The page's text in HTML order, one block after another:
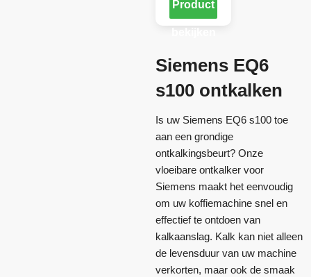
Product
Siemens EQ6
s100 ontkalken
Is uw Siemens EQ6 s100 toe
aan een grondige
ontkalkingsbeurt? Onze
vloeibare ontkalker voor
Siemens maakt het eenvoudig
om uw koffiemachine snel en
effectief te ontdoen van
kalkaanslag. Kalk kan niet alleen
de levensduur van uw machine
verkorten, maar ook de smaak